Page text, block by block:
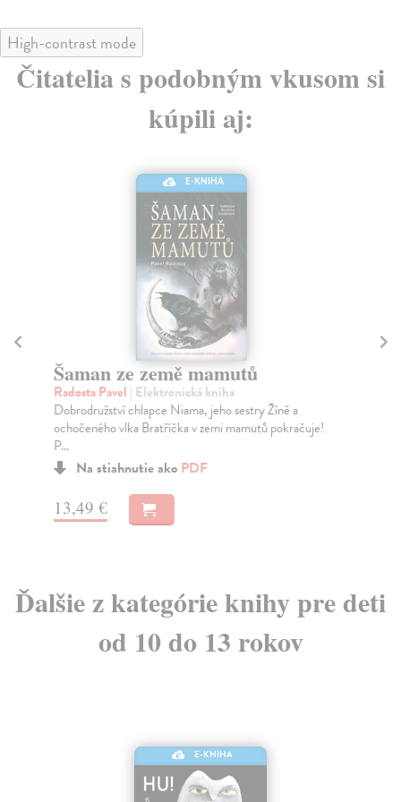
High-contrast mode
Čitatelia s podobným vkusom si
kúpili aj:
E-KNIHA
Sněhurečka
Andersonová Sophie| Elektronická kniha
Dokáže sníh dělat zázraky? Když Taša se svým
dědečkem postaví sněžnou dívku, přeje si, aby byla
skut...
Na stiahnutie akoPDF
10,59 €
Ďalšie z kategórie knihy pre deti
od 10 do 13 rokov
E-KNIHA